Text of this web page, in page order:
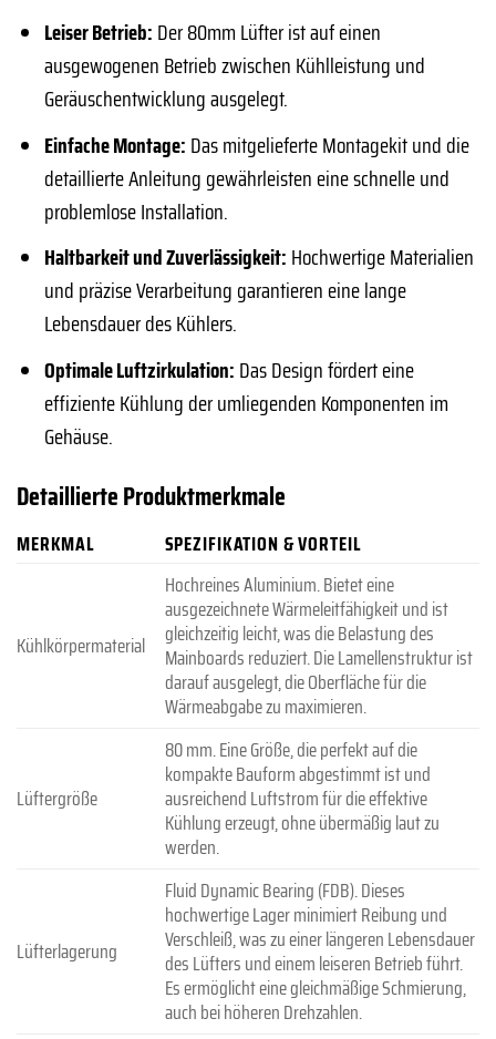
Leiser Betrieb: Der 80mm Lüfter ist auf einen
ausgewogenen Betrieb zwischen Kühlleistung und
Geräuschentwicklung ausgelegt.
Einfache Montage: Das mitgelieferte Montagekit und die
detaillierte Anleitung gewährleisten eine schnelle und
problemlose Installation.
Haltbarkeit und Zuverlässigkeit: Hochwertige Materialien
und präzise Verarbeitung garantieren eine lange
Lebensdauer des Kühlers.
Optimale Luftzirkulation: Das Design fördert eine
effiziente Kühlung der umliegenden Komponenten im
Gehäuse.
Detaillierte Produktmerkmale
MERKMAL SPEZIFIKATION & VORTEIL
Kühlkörpermaterial
Hochreines Aluminium. Bietet eine
ausgezeichnete Wärmeleitfähigkeit und ist
gleichzeitig leicht, was die Belastung des
Mainboards reduziert. Die Lamellenstruktur ist
darauf ausgelegt, die Oberfläche für die
Wärmeabgabe zu maximieren.
Lüftergröße
80 mm. Eine Größe, die perfekt auf die
kompakte Bauform abgestimmt ist und
ausreichend Luftstrom für die effektive
Kühlung erzeugt, ohne übermäßig laut zu
werden.
Lüfterlagerung
Fluid Dynamic Bearing (FDB). Dieses
hochwertige Lager minimiert Reibung und
Verschleiß, was zu einer längeren Lebensdauer
des Lüfters und einem leiseren Betrieb führt.
Es ermöglicht eine gleichmäßige Schmierung,
auch bei höheren Drehzahlen.